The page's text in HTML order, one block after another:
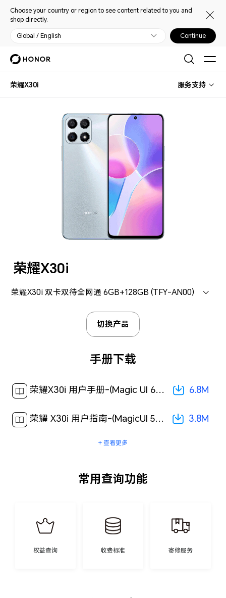
Choose your country or region to see content related to you and
shop directly.
Global / English Continue
荣耀X30i 服务支持
荣耀X30i
荣耀X30i 双卡双待全网通 6GB+128GB (TFY-AN00)
切换产品
手册下载
荣耀X30i 用户手册-(Magic UI 6.1_01,zh-cn)[ 6.8M ] 6.8M
荣耀 X30i 用户指南-(MagicUI 5.0_01,ZH-CN)[ 3.8M ] 3.8M
+ 查看更多
常用查询功能
权益查询 收费标准 寄修服务